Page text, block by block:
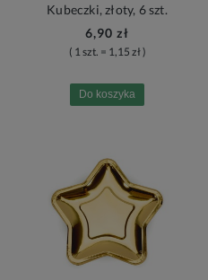
Kubeczki, złoty, 6 szt.
6,90 zł
( 1 szt. = 1,15 zł )
Do koszyka